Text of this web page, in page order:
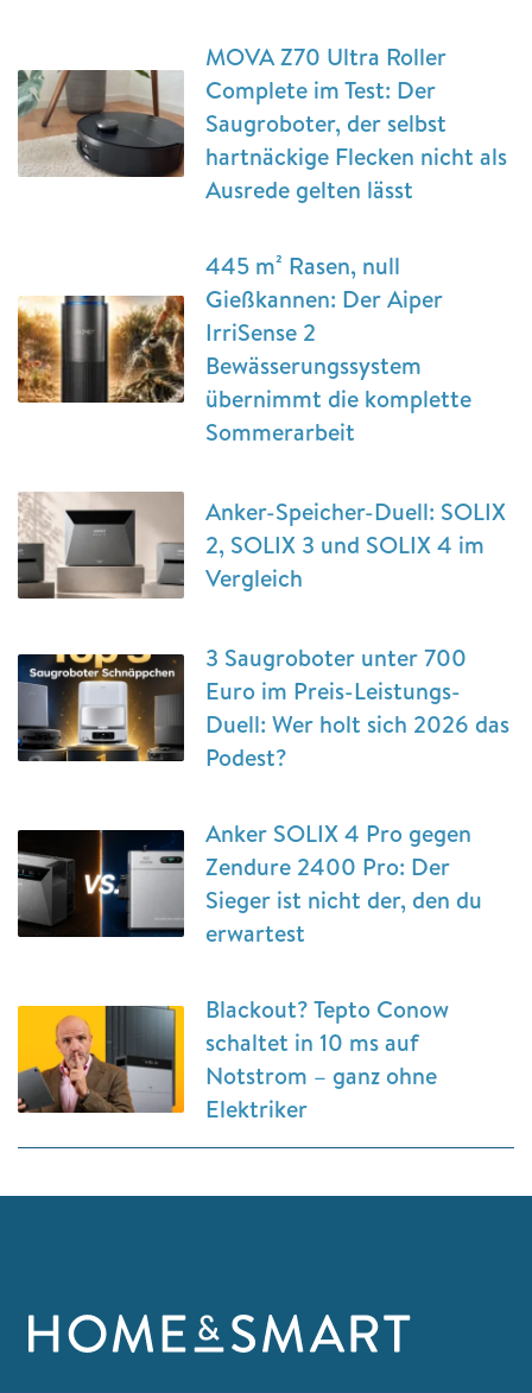
MOVA Z70 Ultra Roller
Complete im Test: Der
Saugroboter, der selbst
hartnäckige Flecken nicht als
Ausrede gelten lässt
445 m² Rasen, null
Gießkannen: Der Aiper
IrriSense 2
Bewässerungssystem
übernimmt die komplette
Sommerarbeit
Anker-Speicher-Duell: SOLIX
2, SOLIX 3 und SOLIX 4 im
Vergleich
3 Saugroboter unter 700
Euro im Preis-Leistungs-
Duell: Wer holt sich 2026 das
Podest?
Anker SOLIX 4 Pro gegen
Zendure 2400 Pro: Der
Sieger ist nicht der, den du
erwartest
Blackout? Tepto Conow
schaltet in 10 ms auf
Notstrom – ganz ohne
Elektriker